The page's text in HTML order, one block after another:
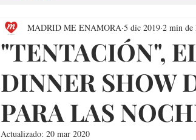
"TENTACIÓN",
DINNER SHOW
PARA LAS
MADRID ME ENAMORA 5 dic 2019 2 min de
Actualizado: 20 mar 2020